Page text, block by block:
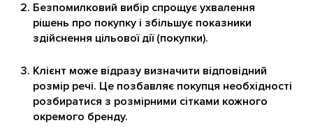
Безпомилковий вибір спрощує ухвалення
рішень про покупку і збільшує показники
здійснення цільової дії (покупки).
Клієнт може відразу визначити відповідний
розмір речі. Це позбавляє покупця необхідності
розбиратися з розмірними сітками кожного
окремого бренду.